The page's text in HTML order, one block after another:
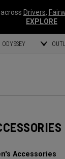
Drivers,
EXPLORE
ODYSSEY
Accessories